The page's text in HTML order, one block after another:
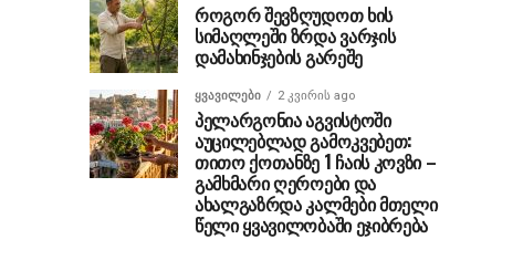
როგორ შევზღუდოთ ხის
სიმაღლეში ზრდა ვარჯის
დამახინჯების გარეშე
ᲧᲕᲐᲕᲘᲚᲔᲑᲘ 2 კვირის ago
პელარგონია აგვისტოში
აუცილებლად გამოკვებეთ:
თითო ქოთანზე 1 ჩაის კოვზი –
გამხმარი ღეროები და
ახალგაზრდა კალმები მთელი
წელი ყვავილობაში ეჯიბრება